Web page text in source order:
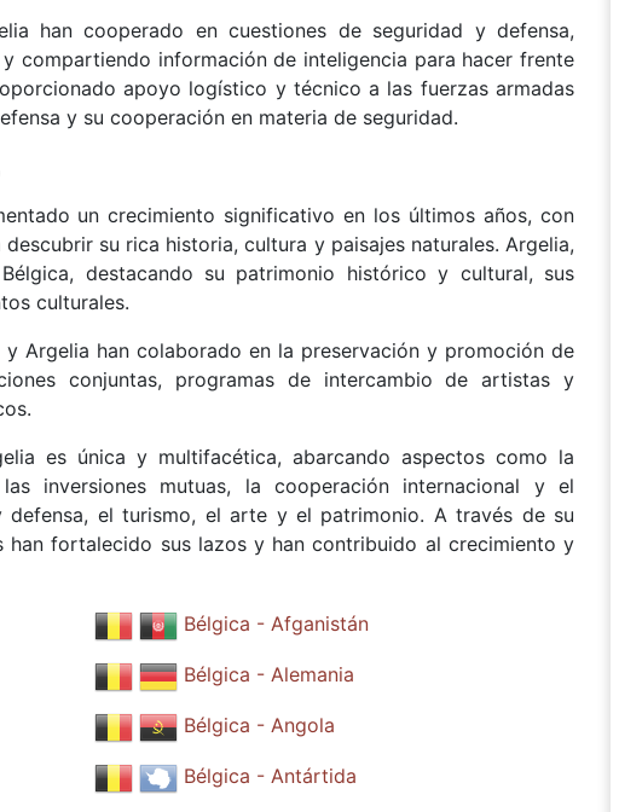
han cooperado en cuestiones de seguridad y defensa,
compartiendo información de inteligencia para hacer frente
apoyo logístico y técnico a las fuerzas armadas
y su cooperación en materia de seguridad.
un crecimiento significativo en los últimos años, con
su rica historia, cultura y paisajes naturales. Argelia,
destacando su patrimonio histórico y cultural, sus
culturales.
Argelia han colaborado en la preservación y promoción de
conjuntas, programas de intercambio de artistas y
es única y multifacética, abarcando aspectos como la
inversiones mutuas, la cooperación internacional y el
el turismo, el arte y el patrimonio. A través de su
han fortalecido sus lazos y han contribuido al crecimiento y
Bélgica - Afganistán
Bélgica - Alemania
Bélgica - Angola
Bélgica - Antártida